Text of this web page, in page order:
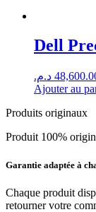
Dell
د.م.
Ajouter au
Produits originaux
Produit 100%
Garantie adaptée à
Chaque produit
retourner votre